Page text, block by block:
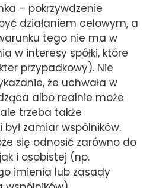
– pokrzywdzenie
działaniem celowym, a
tego nie ma w
w interesy spółki, które
przypadkowy). Nie
że uchwała w
albo realnie może
trzeba także
zamiar wspólników.
się odnosić zarówno do
i osobistej (np.
imienia lub zasady